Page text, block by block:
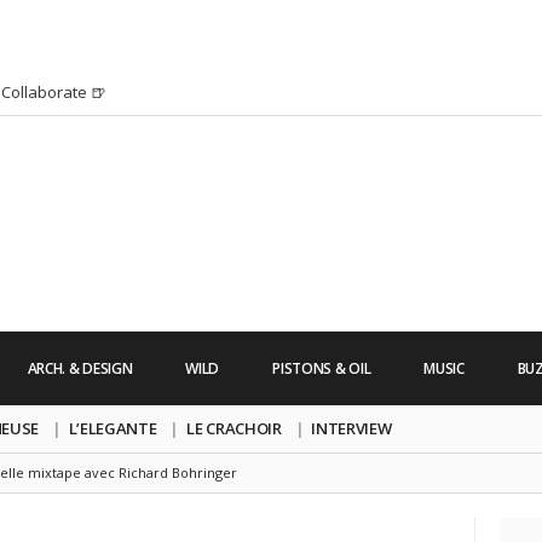
Collaborate 🍺
HURRICANE IRMA 2K17 par Alexandre
un clip très esthétique pour leur
!
ARCH. & DESIGN WILD PISTONS & OIL MUSIC
L’ELEGANTE LE CRACHOIR INTERVIEW
mixtape avec Richard Bohringer